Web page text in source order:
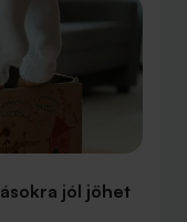
jól jöhet